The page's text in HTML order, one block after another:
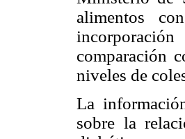
alimentos
comparación
niveles de
La
sobre la